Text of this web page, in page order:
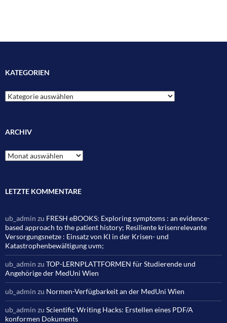
KATEGORIEN
Kategorien
ARCHIV
Archiv
LETZTE KOMMENTARE
ub_admin zu FRESH eBOOKS: Exploring symptoms : an evidence-
based approach to the patient history; Resiliente krisenrelevante
Versorgungsnetze : Einsatz von KI in der Krisen- und
Katastrophenbewältigung uvm;
ub_admin zu TOP-LERNPLATTFORMEN für Studierende und
Angehörige der MedUni Wien
ub_admin zu Normen-Verfügbarkeit an der MedUni Wien
ub_admin zu Scientific Writing Hacks: Erstellen eines PDF/A
konformen Dokuments